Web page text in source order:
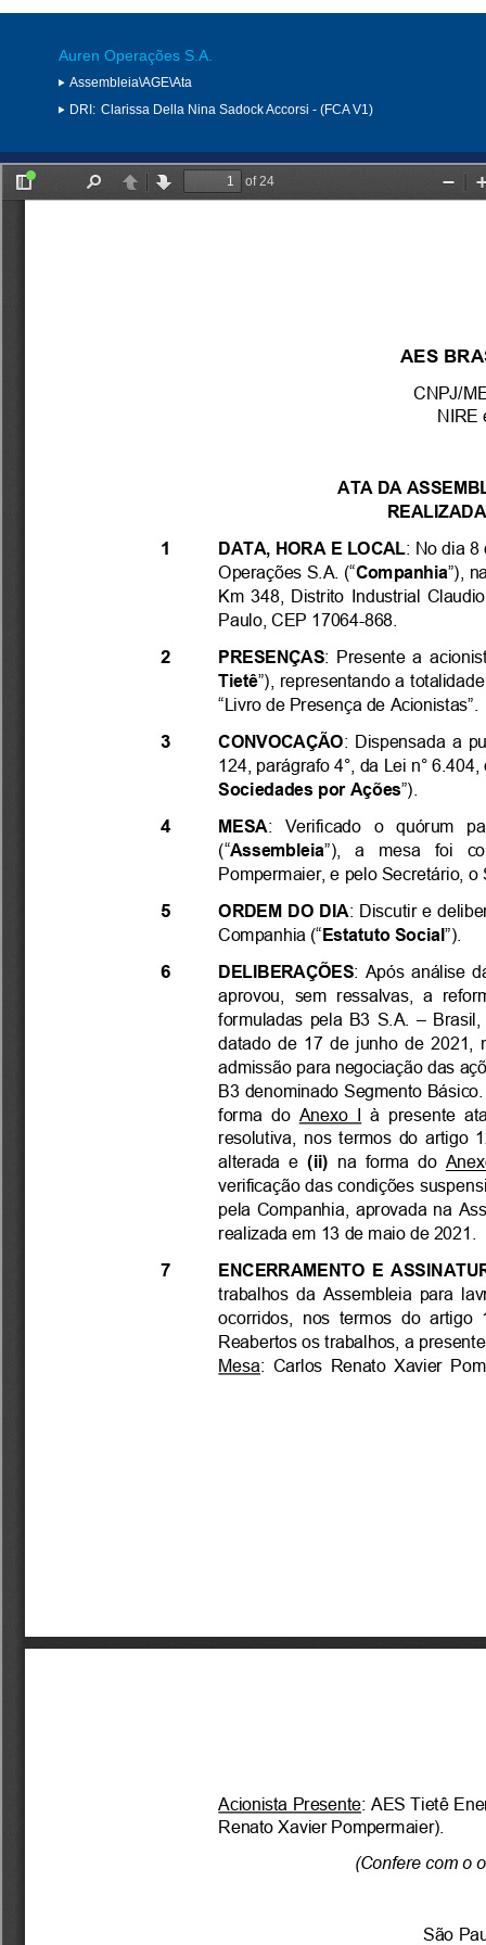
Auren Operações S.A.
Assembleia\AGE\Ata
DRI: Clarissa Della Nina Sadock Accorsi - (FCA V1)